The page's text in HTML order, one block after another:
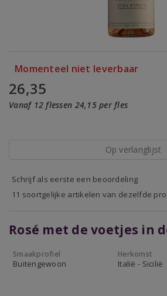
Momenteel niet leverbaar
26,35
Vanaf 12 flessen 24,15 per fles
Op verlanglijst
Schrijf als eerste een beoordeling
11 soortgelijke artikelen van dezelfde
Rosé met de voetjes in
Smaakprofiel
Buitengewoon
Herkomst
Italië - Sicilië